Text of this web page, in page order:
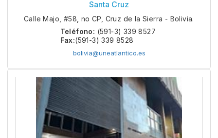
Santa Cruz
Calle Majo, #58, no CP, Cruz de la Sierra - Bolivia.
Teléfono: (591-3) 339 8527
Fax:(591-3) 339 8528
bolivia@uneatlantico.es